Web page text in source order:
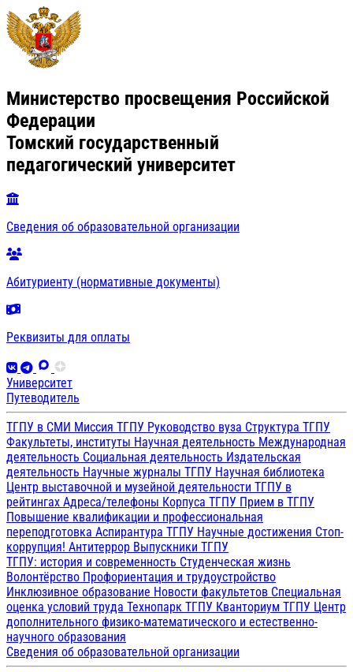
Министерство просвещения Российской
Федерации
Томский государственный
педагогический университет
Сведения об образовательной организации
Абитуриенту (нормативные документы)
Реквизиты для оплаты
Университет
Путеводитель
ТГПУ в СМИ Миссия ТГПУ Руководство вуза Структура ТГПУ
Факультеты, институты Научная деятельность Международная
деятельность Социальная деятельность Издательская
деятельность Научные журналы ТГПУ Научная библиотека
Центр выставочной и музейной деятельности ТГПУ в
рейтингах Адреса/телефоны Корпуса ТГПУ Прием в ТГПУ
Повышение квалификации и профессиональная
переподготовка Аспирантура ТГПУ Научные достижения Стоп-
коррупция! Антитеррор Выпускники ТГПУ
ТГПУ: история и современность Студенческая жизнь
Волонтёрство Профориентация и трудоустройство
Инклюзивное образование Новости факультетов Специальная
оценка условий труда Технопарк ТГПУ Кванториум ТГПУ Центр
дополнительного физико-математического и естественно-
научного образования
Сведения об образовательной организации